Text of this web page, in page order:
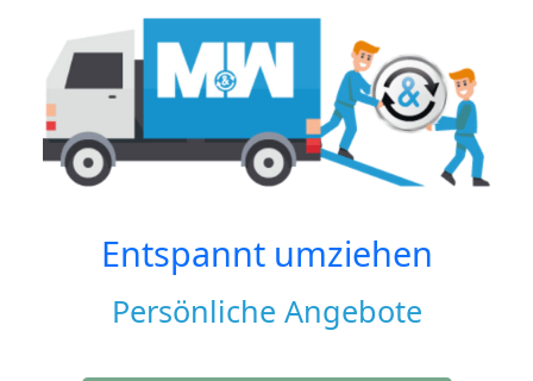
Entspannt umziehen
Persönliche Angebote